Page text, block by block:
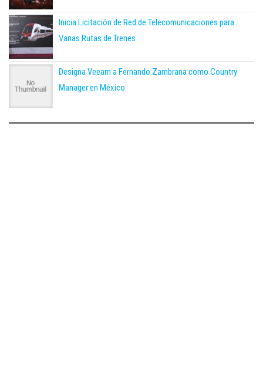
Inicia Licitación de Red de Telecomunicaciones para
Varias Rutas de Trenes
Designa Veeam a Fernando Zambrana como Country
Manager en México